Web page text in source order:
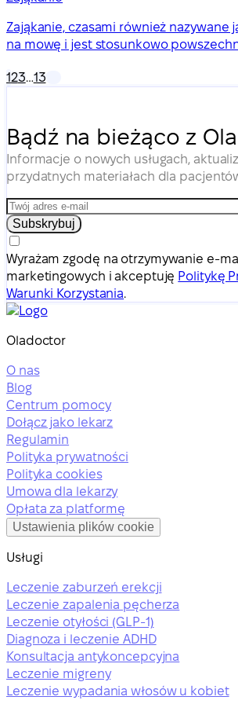
Zająkanie, czasami również nazywane
na mowę i jest stosunkowo
123…13
Bądź na bieżąco z
Informacje o nowych usługach,
przydatnych materiałach dla
Subskrybuj
Wyrażam zgodę na otrzymywanie e-
marketingowych i akceptuję Politykę
Warunki Korzystania.
Oladoctor
O nas
Blog
Centrum pomocy
Dołącz jako lekarz
Regulamin
Polityka prywatności
Polityka cookies
Umowa dla lekarzy
Opłata za platformę
Ustawienia plików cookie
Usługi
Leczenie zaburzeń erekcji
Leczenie zapalenia pęcherza
Leczenie otyłości (GLP-1)
Diagnoza i leczenie ADHD
Konsultacja antykoncepcyjna
Leczenie migreny
Leczenie wypadania włosów u kobiet